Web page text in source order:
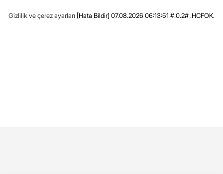
Gizlilik ve çerez ayarları [Hata Bildir] 07.08.2026 06:13:51 #.0.2# .HCFOK.